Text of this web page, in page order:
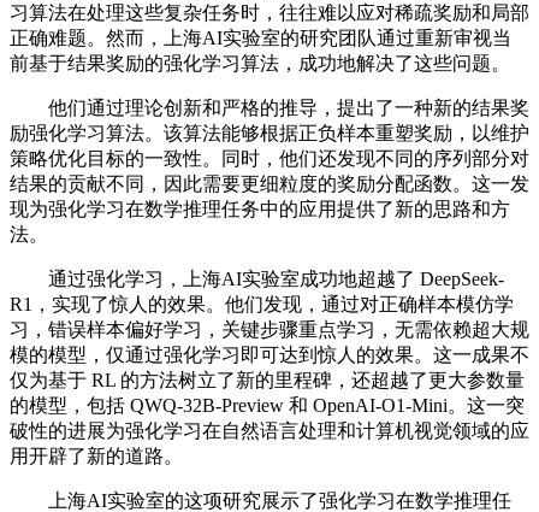
习算法在处理这些复杂任务时，往往难以应对稀疏奖励和局部
正确难题。然而，上海AI实验室的研究团队通过重新审视当
前基于结果奖励的强化学习算法，成功地解决了这些问题。
他们通过理论创新和严格的推导，提出了一种新的结果奖
励强化学习算法。该算法能够根据正负样本重塑奖励，以维护
策略优化目标的一致性。同时，他们还发现不同的序列部分对
结果的贡献不同，因此需要更细粒度的奖励分配函数。这一发
现为强化学习在数学推理任务中的应用提供了新的思路和方
法。
通过强化学习，上海AI实验室成功地超越了 DeepSeek-
R1，实现了惊人的效果。他们发现，通过对正确样本模仿学
习，错误样本偏好学习，关键步骤重点学习，无需依赖超大规
模的模型，仅通过强化学习即可达到惊人的效果。这一成果不
仅为基于 RL 的方法树立了新的里程碑，还超越了更大参数量
的模型，包括 QWQ-32B-Preview 和 OpenAI-O1-Mini。这一突
破性的进展为强化学习在自然语言处理和计算机视觉领域的应
用开辟了新的道路。
上海AI实验室的这项研究展示了强化学习在数学推理任